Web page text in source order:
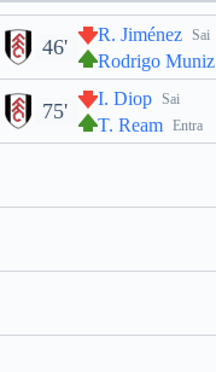
Sai
R. Jiménez
Rodrigo Muniz
46'
Sai
I. Diop
Entra
T. Ream
75'